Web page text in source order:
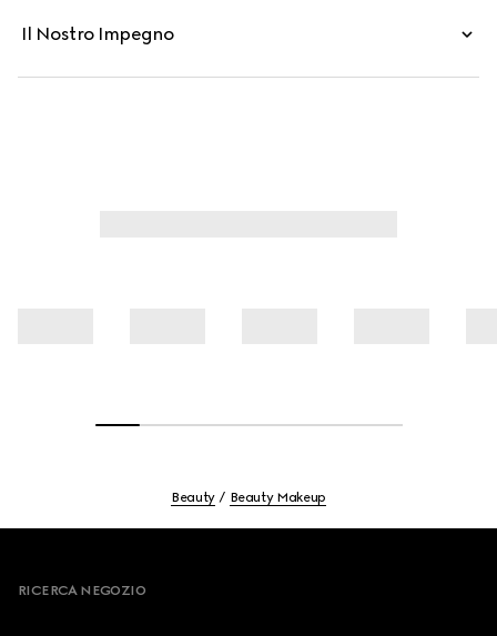
collezioni Gucci. Ogni rossetto è presentato in un prezioso
Il Nostro Impegno
Beauty Beauty Makeup
RICERCA NEGOZIO